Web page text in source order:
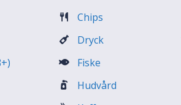
Chips
Dryck
Fiske
Hudvård